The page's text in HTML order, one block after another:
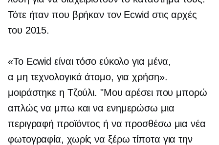
Τότε ήταν που βρήκαν τον Ecwid στις αρχές
του 2015.
«Το Ecwid είναι τόσο εύκολο για μένα,
α μη τεχνολογικά άτομο, για χρήση».
μοιράστηκε η Τζούλι. "Μου αρέσει που μπορώ
απλώς να μπω και να ενημερώσω μια
περιγραφή προϊόντος ή να προσθέσω μια νέα
φωτογραφία, χωρίς να ξέρω τίποτα για την